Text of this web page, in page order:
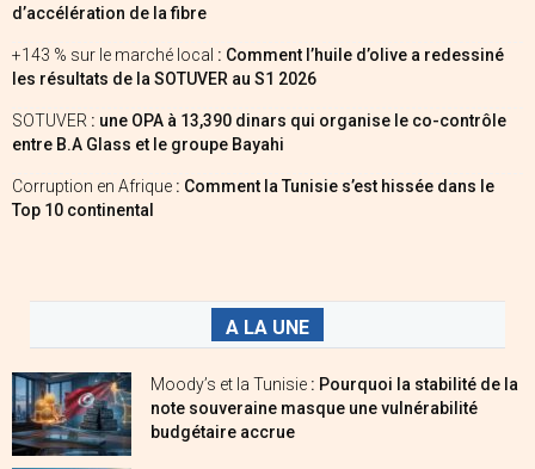
d’accélération de la fibre
+143 % sur le marché local : Comment l’huile d’olive a redessiné
les résultats de la SOTUVER au S1 2026
SOTUVER : une OPA à 13,390 dinars qui organise le co-contrôle
entre B.A Glass et le groupe Bayahi
Corruption en Afrique : Comment la Tunisie s’est hissée dans le
Top 10 continental
A LA UNE
Moody’s et la Tunisie : Pourquoi la stabilité de la
note souveraine masque une vulnérabilité
budgétaire accrue